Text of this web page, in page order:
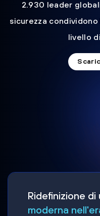
2.930 leader
sicurezza
livello
Ridefinizione di
moderna